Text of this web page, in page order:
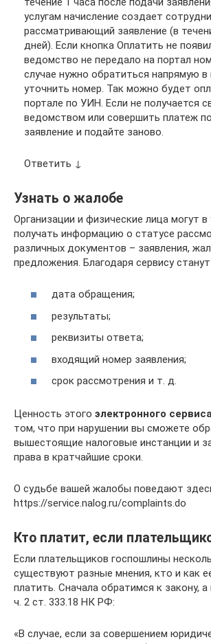
услугам начисление создает
рассматривающий заявление (в
дней). Если кнопка Оплатить не
ведомство не передало на портал
случае нужно обратиться напрямую
уточнить номер. Так можно будет
портале по УИН. Если не получается
ведомством или совершить платеж
заявление и подайте заново.
Ответить ↓
Узнать о жалобе
Организации и физические лица могут
получать информацию о статусе
различных документов – заявления,
предложения. Благодаря сервису
дата обращения;
результаты;
реквизиты ответа;
входящий номер заявления;
срок рассмотрения и т. д.
Ценность этого электронного
том, что при нарушении вы сможете
вышестоящие налоговые инстанции и
права в кратчайшие сроки.
О судьбе вашей жалобы поведают
https://service.nalog.ru/complaints.do
Кто платит, если
Если плательщиков госпошлины
существуют разные мнения, кто и как
платить. Сначала обратимся к закону,
ч. 2 ст. 333.18 НК РФ:
«В случае, если за совершением